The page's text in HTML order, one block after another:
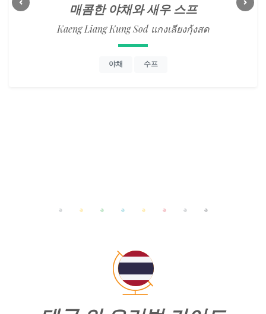
매콤한 야채와 새우 스프
Kaeng Liang Kung Sod แกงเลียงกุ้งสด
야채 수프
Previous Next